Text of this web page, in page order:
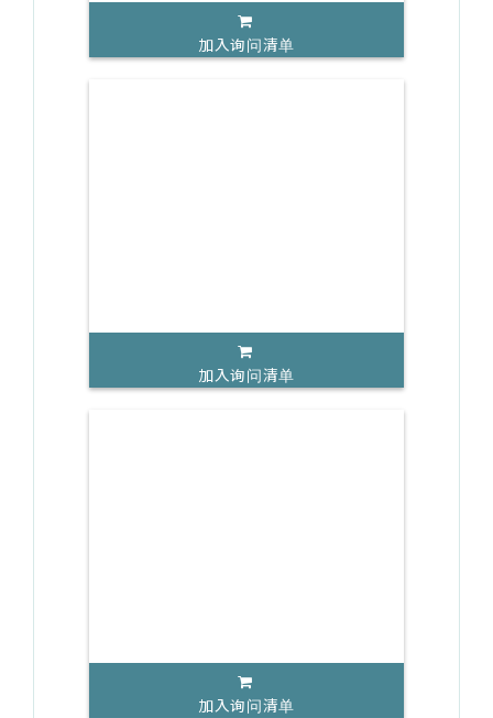
加入询问清单
加入询问清单
加入询问清单